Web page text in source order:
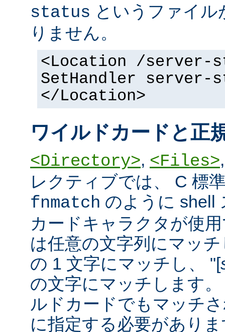
status というファイ
りません。
<Location /server-
SetHandler server-
</Location>
ワイルドカードと正
<Directory>, <Files>
レクティブでは、 C 標
fnmatch のように shell
カードキャラクタが使
は任意の文字列にマッ
の 1 文字にマッチし、 "[
の文字にマッチします
ルドカードでもマッチ
に指定する必要があり